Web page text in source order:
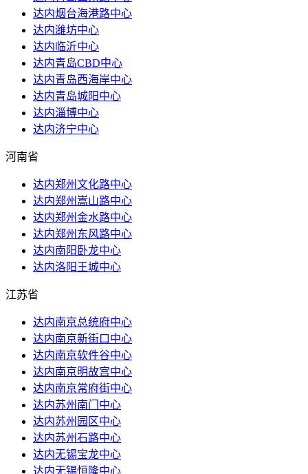
达内烟台海港路中心
达内潍坊中心
达内临沂中心
达内青岛CBD中心
达内青岛西海岸中心
达内青岛城阳中心
达内淄博中心
达内济宁中心
河南省
达内郑州文化路中心
达内郑州嵩山路中心
达内郑州金水路中心
达内郑州东风路中心
达内南阳卧龙中心
达内洛阳王城中心
江苏省
达内南京总统府中心
达内南京新街口中心
达内南京软件谷中心
达内南京明故宫中心
达内南京常府街中心
达内苏州南门中心
达内苏州园区中心
达内苏州石路中心
达内无锡宝龙中心
达内无锡恒隆中心